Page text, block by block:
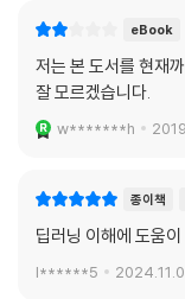
다. 물론 이와 같은 모
컴퓨터가 데이터를 처
의 모든 것을 변화시키
“알파고가 이겼다, 우
그램 알파고가 이세돌
허사비스가 트위터에
eBook
저는 본 도서를 현재
잘 모르겠습니다.
w*******h
종이책
딥러닝 이해에 도움
l******5